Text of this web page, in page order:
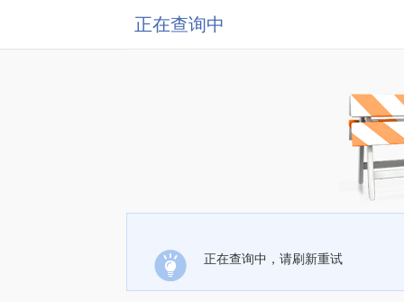
正在查询中
正在查询中，请刷新重试